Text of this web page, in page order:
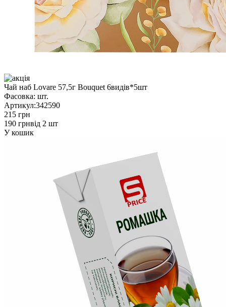
Чай наб Lovare 57,5г Bouquet 6видів*5шт
Фасовка: шт.
Артикул:342590
215 грн
190 грнвід 2 шт
У кошик